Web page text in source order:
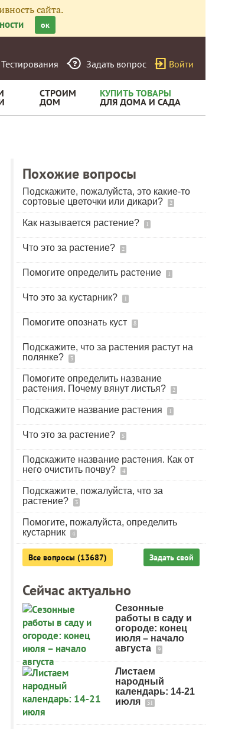
сайта.
ок
Тестирования Задать вопрос Войти
СТРОИМ
ДОМ
КУПИТЬ ТОВАРЫ
ДЛЯ ДОМА И САДА
Похожие вопросы
Подскажите, пожалуйста, это какие-то
сортовые цветочки или дикари?
2
Как называется растение? 1
Что это за растение? 2
Помогите определить растение 1
Что это за кустарник? 1
Помогите опознать куст 8
Подскажите, что за растения растут на
полянке?
3
Помогите определить название
растения. Почему вянут листья?
2
Подскажите название растения 1
Что это за растение? 5
Подскажите название растения. Как от
него очистить почву?
4
Подскажите, пожалуйста, что за
растение?
3
Помогите, пожалуйста, определить
кустарник
4
Все вопросы (13687) Задать свой
Сейчас актуально
Сезонные
работы в саду и
огороде: конец
июля – начало
августа
9
Листаем
народный
календарь: 14-21
июля
31